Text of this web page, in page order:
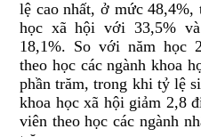
lệ cao nhất, ở mức 48,4%,
học xã hội với 33,5%
18,1%. So với năm học
theo học các ngành khoa
phần trăm, trong khi tỷ lệ
khoa học xã hội giảm 2,8
viên theo học các ngành